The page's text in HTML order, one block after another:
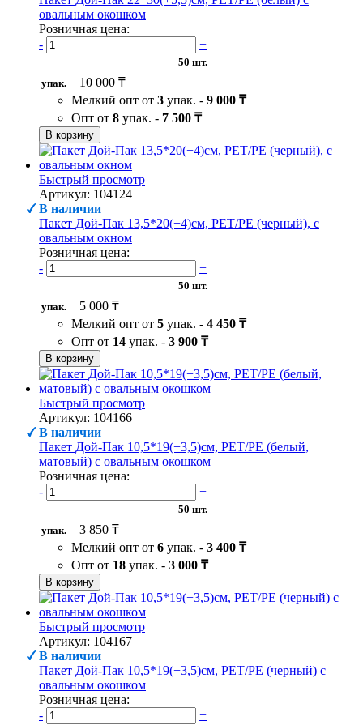
овальным окошком
Розничная цена:
-
+
50 шт.
упак.
10 000 ₸
Мелкий опт от 3 упак. - 9 000 ₸
Опт от 8 упак. - 7 500 ₸
В корзину
Быстрый просмотр
Артикул: 104124
В наличии
Пакет Дой-Пак 13,5*20(+4)см, PET/PE (черный), с
овальным окном
Розничная цена:
-
+
50 шт.
упак.
5 000 ₸
Мелкий опт от 5 упак. - 4 450 ₸
Опт от 14 упак. - 3 900 ₸
В корзину
Быстрый просмотр
Артикул: 104166
В наличии
Пакет Дой-Пак 10,5*19(+3,5)см, PET/PE (белый,
матовый) с овальным окошком
Розничная цена:
-
+
50 шт.
упак.
3 850 ₸
Мелкий опт от 6 упак. - 3 400 ₸
Опт от 18 упак. - 3 000 ₸
В корзину
Быстрый просмотр
Артикул: 104167
В наличии
Пакет Дой-Пак 10,5*19(+3,5)см, PET/PE (черный) с
овальным окошком
Розничная цена:
-
+